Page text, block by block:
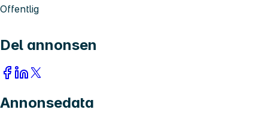
Offentlig
Del annonsen
Annonsedata